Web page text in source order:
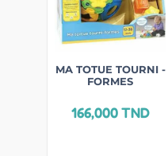
MA TOTUE TOURNI -
FORMES
166,000TND